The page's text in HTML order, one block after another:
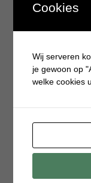
Cookies
Wij serveren
je gewoon op
welke cookies